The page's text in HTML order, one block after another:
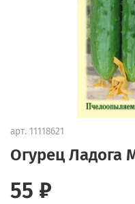
арт. 11118621
Огурец Ладога
55 ₽